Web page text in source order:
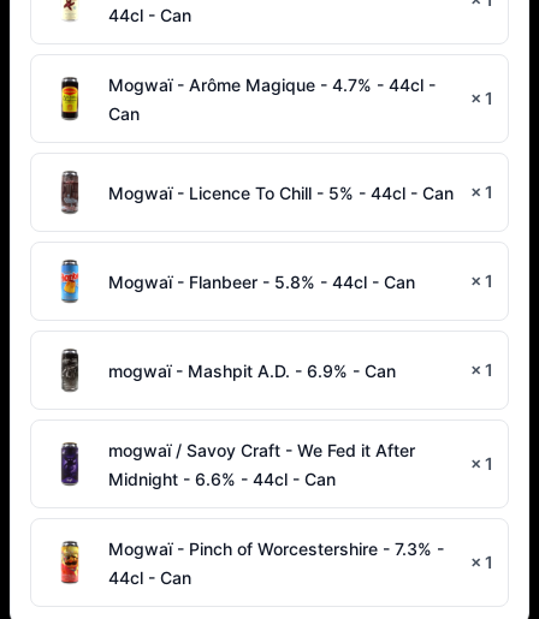
44cl - Can
Mogwaï - Arôme Magique - 4.7% - 44cl -
Can
× 1
Mogwaï - Licence To Chill - 5% - 44cl - Can × 1
Mogwaï - Flanbeer - 5.8% - 44cl - Can × 1
mogwaï - Mashpit A.D. - 6.9% - Can × 1
mogwaï / Savoy Craft - We Fed it After
Midnight - 6.6% - 44cl - Can
× 1
Mogwaï - Pinch of Worcestershire - 7.3% -
44cl - Can
× 1